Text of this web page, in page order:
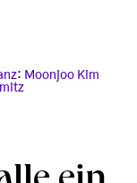
Moonjoo Kim